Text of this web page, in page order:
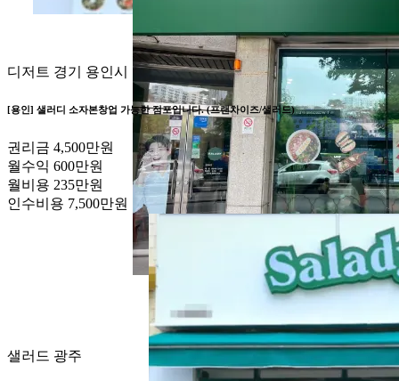
디저트 경기 용인시
[용인] 샐러디 소자본창업 가능한 점포입니다. (프랜차이즈/샐러드)
권리금 4,500만원
월수익 600만원
월비용 235만원
인수비용 7,500만원
샐러드 광주